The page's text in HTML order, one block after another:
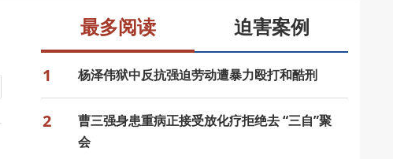
最多阅读 迫害案例
1 杨泽伟狱中反抗强迫劳动遭暴力殴打和酷刑
2
曹三强身患重病正接受放化疗拒绝去 “三自”聚
会